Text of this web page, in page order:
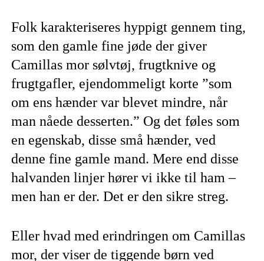
Folk karakteriseres hyppigt gennem ting,
som den gamle fine jøde der giver
Camillas mor sølvtøj, frugtknive og
frugtgafler, ejendommeligt korte ”som
om ens hænder var blevet mindre, når
man nåede desserten.” Og det føles som
en egenskab, disse små hænder, ved
denne fine gamle mand. Mere end disse
halvanden linjer hører vi ikke til ham –
men han er der. Det er den sikre streg.
Eller hvad med erindringen om Camillas
mor, der viser de tiggende børn ved